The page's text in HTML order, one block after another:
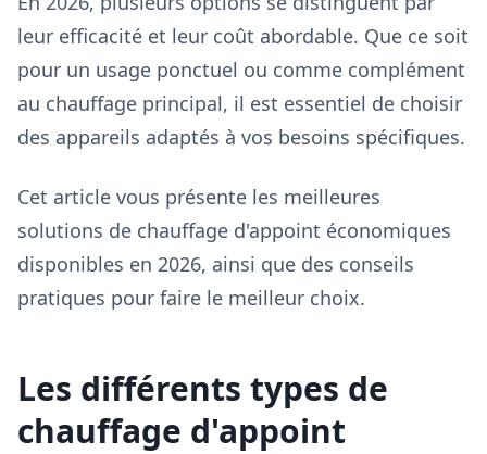
leur efficacité et leur coût abordable. Que ce soit
pour un usage ponctuel ou comme complément
au chauffage principal, il est essentiel de choisir
des appareils adaptés à vos besoins spécifiques.
Cet article vous présente les meilleures
solutions de chauffage d'appoint économiques
disponibles en 2026, ainsi que des conseils
pratiques pour faire le meilleur choix.
Les différents types de
chauffage d'appoint